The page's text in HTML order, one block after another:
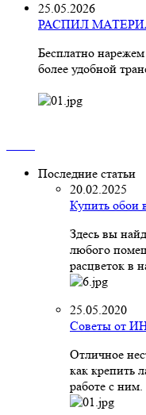
25.05.2026
РАСПИЛ
Бесплатно
более удобной
Последние статьи
20.02.2025
Купить обои
Здесь вы
любого
расцветок в
25.05.2020
Советы от
Отличное
как крепить
работе с ним.